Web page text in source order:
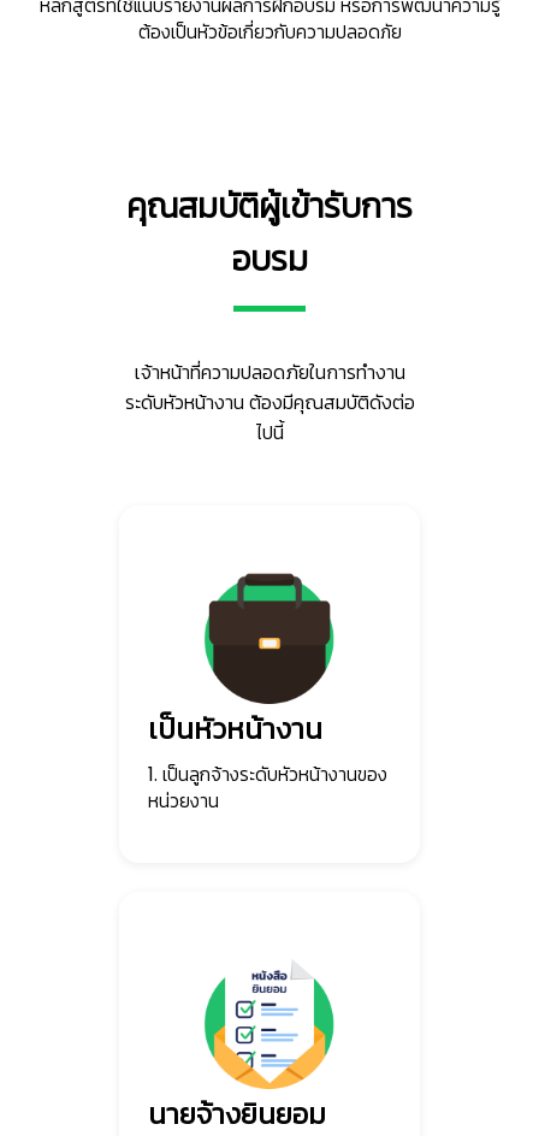
หลักสูตรที่ใช้แนบรายงานผลการฝึกอบรม หรือการพัฒนาความรู้
ต้องเป็นหัวข้อเกี่ยวกับความปลอดภัย
คุณสมบัติผู้เข้ารับการ
อบรม
เจ้าหน้าที่ความปลอดภัยในการทำงาน
ระดับหัวหน้างาน ต้องมีคุณสมบัติดังต่อ
ไปนี้
เป็นหัวหน้างาน
1. เป็นลูกจ้างระดับหัวหน้างานของ
หน่วยงาน
นายจ้างยินยอม